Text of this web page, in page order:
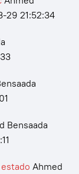
29 21:52:34
Bensaada
Ahmed